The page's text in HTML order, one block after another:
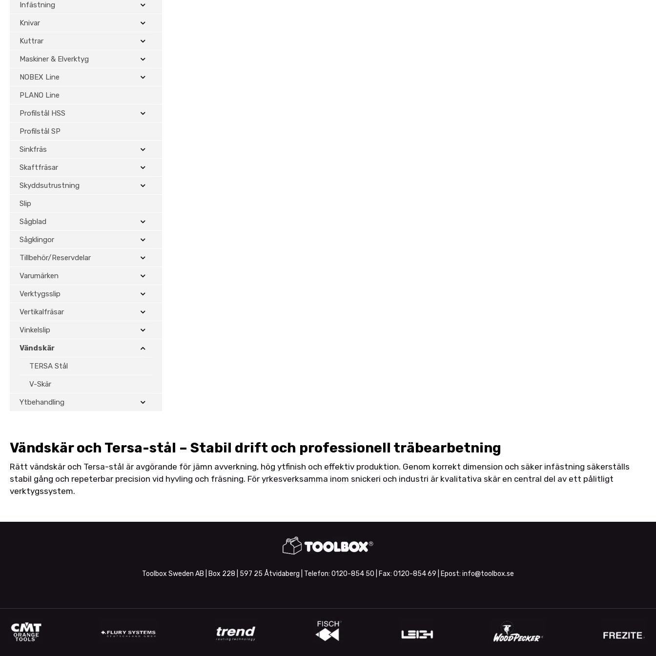
Så väljer du rätt vändskär
Vid val av vändskär är det viktigt att ta hänsyn till dimension, material och kompatibilitet med maskin eller
kuttersystem. Korrekt infästning och balanserad konstruktion är avgörande för säker drift och lång livslängd.
Anpassa dimension efter maskin
Prioritera stabilitet och precision
Upptäck vårt sortiment av vändskär och Tersa-stål för professionell träbearbetning. Kvalitetslösningar utvecklade för
Vändskär – Effektiv drift och konsekvent precision
För yrkesverksamma inom träbearbetning är rätt skär avgörande för både kvalitet och produktivitet. Vändskär ger
flexibel användning, minskad stilleståndstid och hög ytfinish vid krävande arbete i verkstad och industri.
Infästning
Knivar
Kuttrar
Maskiner & Elverktyg
NOBEX Line
PLANO Line
Profilstål HSS
Profilstål SP
Sinkfräs
Skaftfräsar
Skyddsutrustning
Slip
Sågblad
Sågklingor
Tillbehör/Reservdelar
Varumärken
Verktygsslip
Vertikalfräsar
Vinkelslip
Vändskär
TERSA Stål
V-Skär
Ytbehandling
Vändskär och Tersa-stål – Stabil drift och professionell träbearbetning
Rätt vändskär och Tersa-stål är avgörande för jämn avverkning, hög ytfinish och effektiv produktion. Genom korrekt dimension och säker infästning säkerställs
stabil gång och repeterbar precision vid hyvling och fräsning. För yrkesverksamma inom snickeri och industri är kvalitativa skär en central del av ett pålitligt
verktygssystem.
Toolbox Sweden AB | Box 228 | 597 25 Åtvidaberg | Telefon: 0120-854 50 | Fax: 0120-854 69 | Epost: info@toolbox.se